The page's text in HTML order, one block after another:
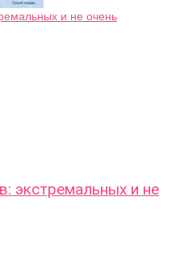
экстремальных и не